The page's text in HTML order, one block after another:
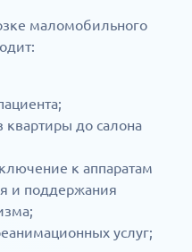
маломобильного
до салона
к аппаратам
и поддержания
услуг;